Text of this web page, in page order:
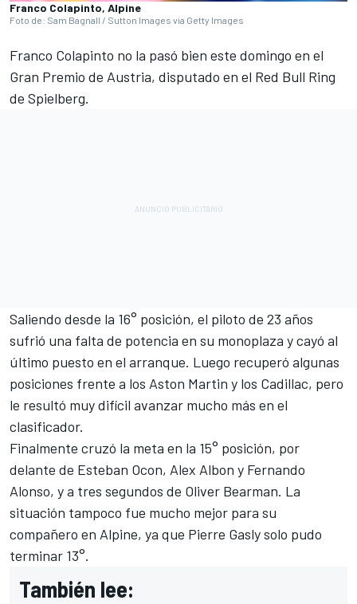
Franco Colapinto, Alpine
Foto de: Sam Bagnall / Sutton Images via Getty Images
Franco Colapinto no la pasó bien este domingo en el
Gran Premio de Austria, disputado en el Red Bull Ring
de Spielberg.
Saliendo desde la 16° posición, el piloto de 23 años
sufrió una falta de potencia en su monoplaza y cayó al
último puesto en el arranque. Luego recuperó algunas
posiciones frente a los Aston Martin y los Cadillac, pero
le resultó muy difícil avanzar mucho más en el
clasificador.
Finalmente cruzó la meta en la 15° posición, por
delante de Esteban Ocon, Alex Albon y Fernando
Alonso, y a tres segundos de Oliver Bearman. La
situación tampoco fue mucho mejor para su
compañero en Alpine, ya que Pierre Gaslysolo pudo
terminar 13°.
También lee: